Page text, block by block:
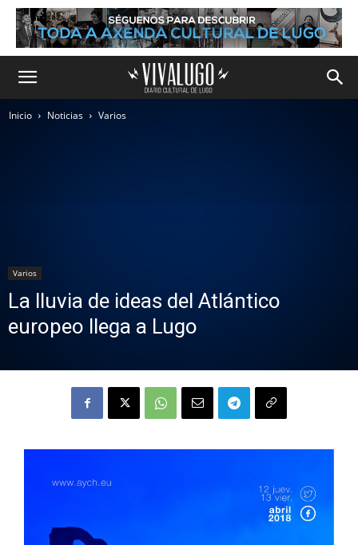
Inicio Noticias Varios
Varios
La lluvia de ideas del Atlántico
europeo llega a Lugo